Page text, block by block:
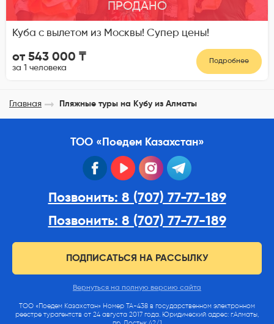
ПРОДАНО
Куба с вылетом из Москвы! Супер цены!
от 543 000 ₸
за 1 человека
Подробнее
Главная Пляжные туры на Кубу из Алматы
ТОО «Поедем Казахстан»
facebook youtube instagram
Позвонить: 8 (707) 77-77-189
Позвонить: 8 (707) 77-77-189
ПОДПИСАТЬСЯ НА РАССЫЛКУ
Вернуться на полную версию сайта
ТОО «Поедем Казахстан» Номер ТА-438 в государственном электронном
реестре турагентств от 24 августа 2017 года. Юридический адрес: г.Алматы,